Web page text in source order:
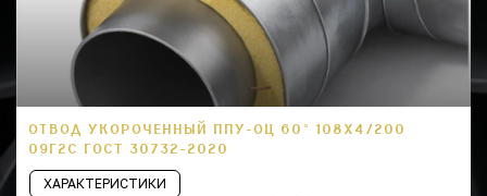
ОТВОД УКОРОЧЕННЫЙ ППУ-ОЦ 60° 108Х4/200
09Г2С ГОСТ 30732-2020
ХАРАКТЕРИСТИКИ